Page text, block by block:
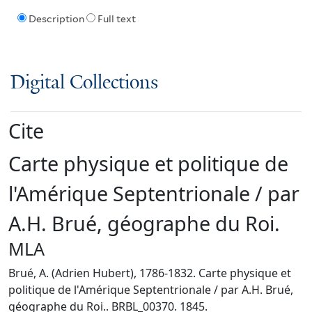
Description Full text
Digital Collections
Cite
Carte physique et politique de
l'Amérique Septentrionale / par
A.H. Brué, géographe du Roi.
MLA
Brué, A. (Adrien Hubert), 1786-1832. Carte physique et
politique de l'Amérique Septentrionale / par A.H. Brué,
géographe du Roi.. BRBL_00370. 1845.